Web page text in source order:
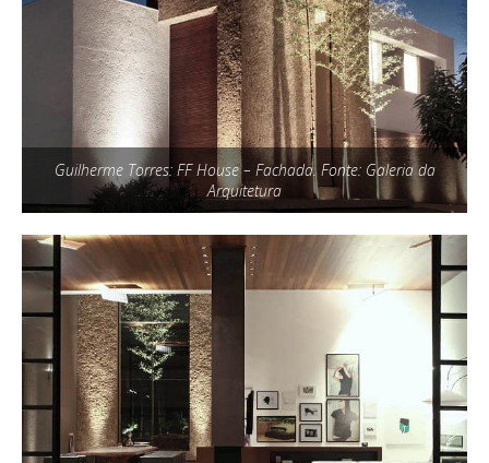
Guilherme Torres: FF House – Fachada. Fonte: Galeria da
Arquitetura